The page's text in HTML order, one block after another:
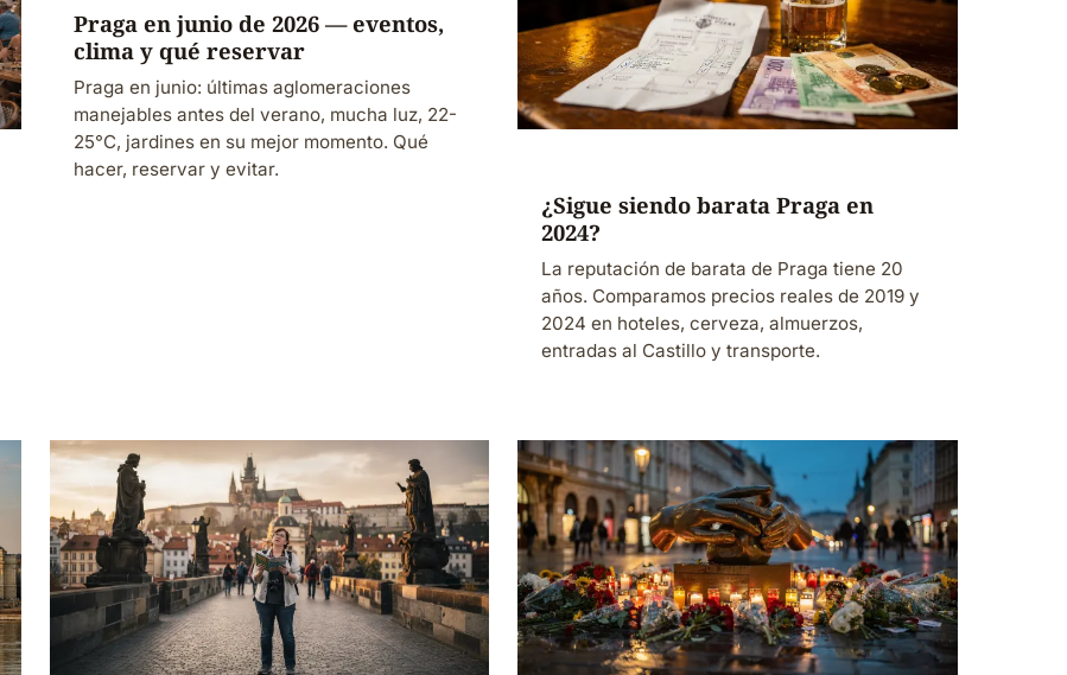
Praga en junio de 2026 — eventos,
clima y qué reservar
Praga en junio: últimas aglomeraciones
manejables antes del verano, mucha luz, 22-
25°C, jardines en su mejor momento. Qué
hacer, reservar y evitar.
¿Sigue siendo barata Praga en
2024?
La reputación de barata de Praga tiene 20
años. Comparamos precios reales de 2019 y
2024 en hoteles, cerveza, almuerzos,
entradas al Castillo y transporte.